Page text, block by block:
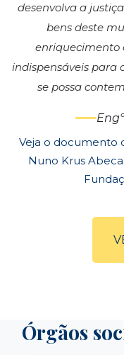
desenvolva a
bens deste
enriquecimento
indispensáveis para
se possa
Veja o documento
Nuno Krus
Órgãos